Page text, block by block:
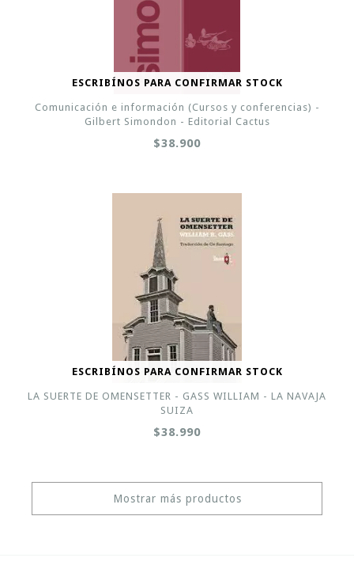
ESCRIBÍNOS PARA CONFIRMAR STOCK
Comunicación e información (Cursos y conferencias) -
Gilbert Simondon - Editorial Cactus
$38.900
ESCRIBÍNOS PARA CONFIRMAR STOCK
LA SUERTE DE OMENSETTER - GASS WILLIAM - LA NAVAJA
SUIZA
$38.990
Mostrar más productos